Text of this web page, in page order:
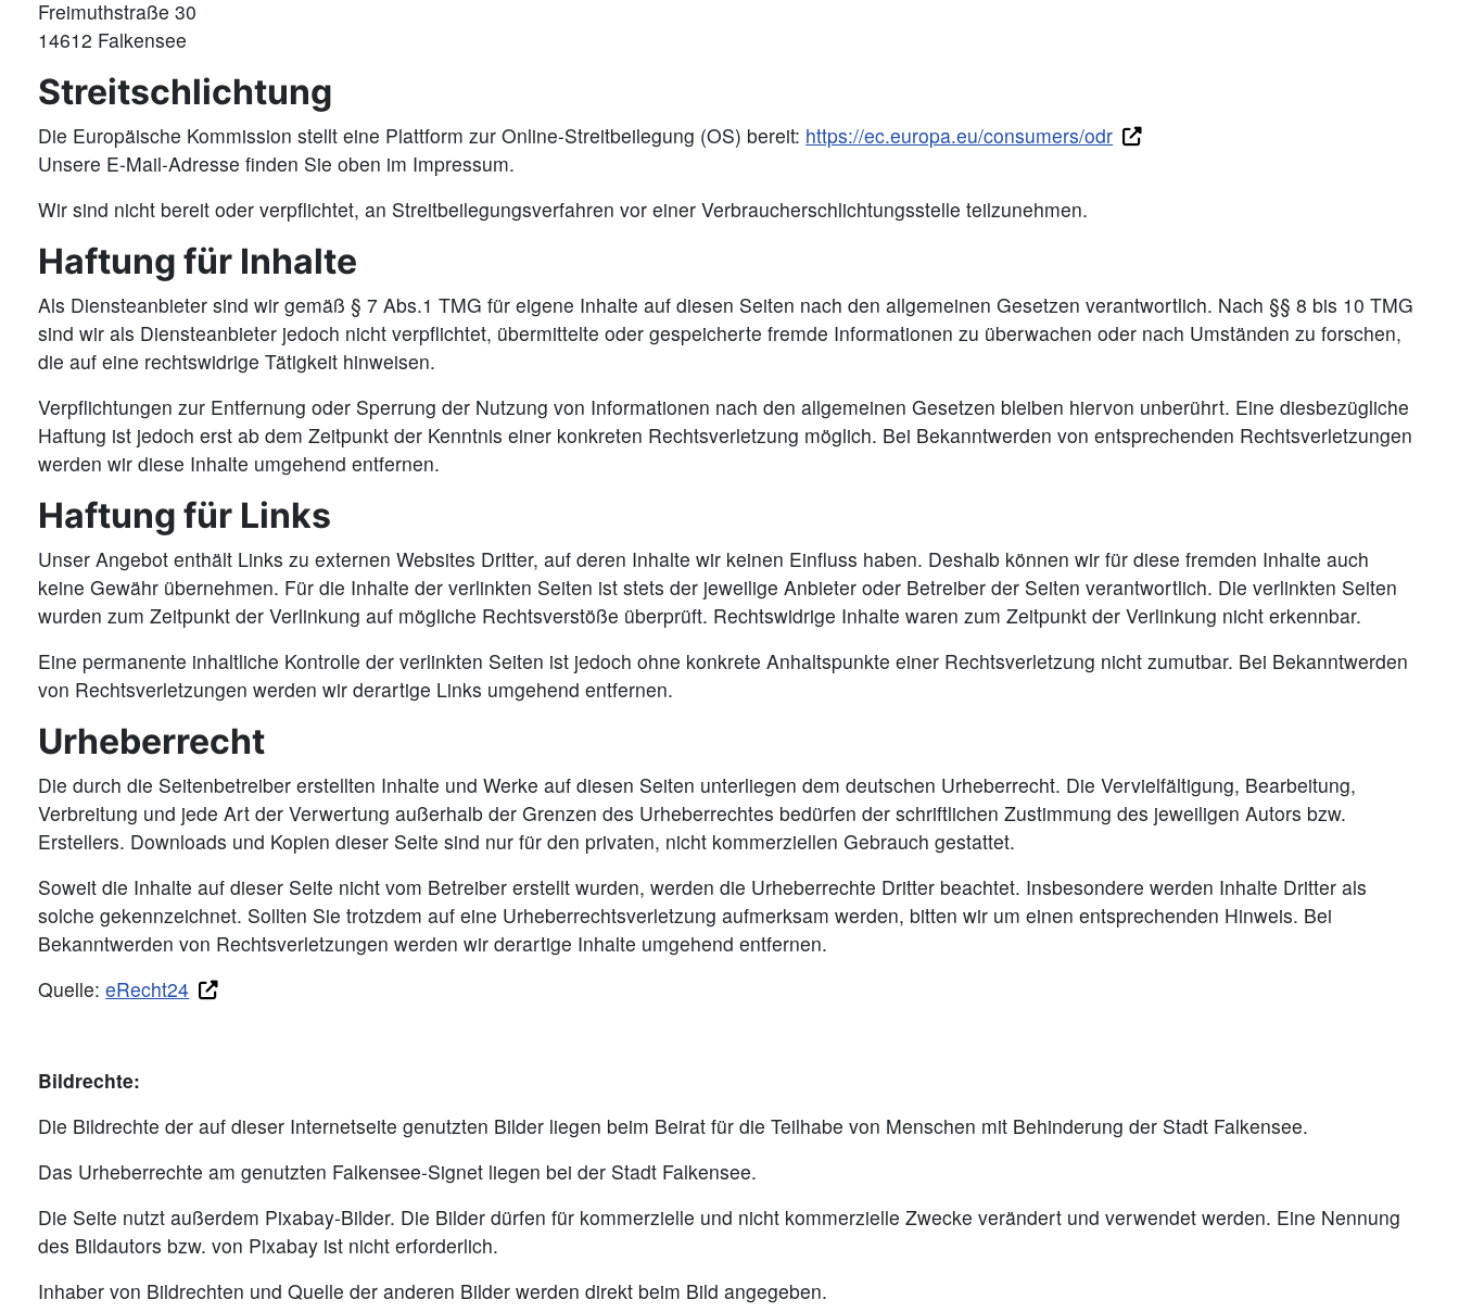
Freimuthstraße 30
14612 Falkensee
Streitschlichtung
Die Europäische Kommission stellt eine Plattform zur Online-Streitbeilegung (OS) bereit: https://ec.europa.eu/consumers/odr
Unsere E-Mail-Adresse finden Sie oben im Impressum.
Wir sind nicht bereit oder verpflichtet, an Streitbeilegungsverfahren vor einer Verbraucherschlichtungsstelle teilzunehmen.
Haftung für Inhalte
Als Diensteanbieter sind wir gemäß § 7 Abs.1 TMG für eigene Inhalte auf diesen Seiten nach den allgemeinen Gesetzen verantwortlich. Nach §§ 8 bis 10 TMG
sind wir als Diensteanbieter jedoch nicht verpflichtet, übermittelte oder gespeicherte fremde Informationen zu überwachen oder nach Umständen zu forschen,
die auf eine rechtswidrige Tätigkeit hinweisen.
Verpflichtungen zur Entfernung oder Sperrung der Nutzung von Informationen nach den allgemeinen Gesetzen bleiben hiervon unberührt. Eine diesbezügliche
Haftung ist jedoch erst ab dem Zeitpunkt der Kenntnis einer konkreten Rechtsverletzung möglich. Bei Bekanntwerden von entsprechenden Rechtsverletzungen
werden wir diese Inhalte umgehend entfernen.
Haftung für Links
Unser Angebot enthält Links zu externen Websites Dritter, auf deren Inhalte wir keinen Einfluss haben. Deshalb können wir für diese fremden Inhalte auch
keine Gewähr übernehmen. Für die Inhalte der verlinkten Seiten ist stets der jeweilige Anbieter oder Betreiber der Seiten verantwortlich. Die verlinkten Seiten
wurden zum Zeitpunkt der Verlinkung auf mögliche Rechtsverstöße überprüft. Rechtswidrige Inhalte waren zum Zeitpunkt der Verlinkung nicht erkennbar.
Eine permanente inhaltliche Kontrolle der verlinkten Seiten ist jedoch ohne konkrete Anhaltspunkte einer Rechtsverletzung nicht zumutbar. Bei Bekanntwerden
von Rechtsverletzungen werden wir derartige Links umgehend entfernen.
Urheberrecht
Die durch die Seitenbetreiber erstellten Inhalte und Werke auf diesen Seiten unterliegen dem deutschen Urheberrecht. Die Vervielfältigung, Bearbeitung,
Verbreitung und jede Art der Verwertung außerhalb der Grenzen des Urheberrechtes bedürfen der schriftlichen Zustimmung des jeweiligen Autors bzw.
Erstellers. Downloads und Kopien dieser Seite sind nur für den privaten, nicht kommerziellen Gebrauch gestattet.
Soweit die Inhalte auf dieser Seite nicht vom Betreiber erstellt wurden, werden die Urheberrechte Dritter beachtet. Insbesondere werden Inhalte Dritter als
solche gekennzeichnet. Sollten Sie trotzdem auf eine Urheberrechtsverletzung aufmerksam werden, bitten wir um einen entsprechenden Hinweis. Bei
Bekanntwerden von Rechtsverletzungen werden wir derartige Inhalte umgehend entfernen.
Quelle:eRecht24
Bildrechte:
Die Bildrechte der auf dieser Internetseite genutzten Bilder liegen beim Beirat für die Teilhabe von Menschen mit Behinderung der Stadt Falkensee.
Das Urheberrechte am genutzten Falkensee-Signet liegen bei der Stadt Falkensee.
Die Seite nutzt außerdem Pixabay-Bilder. Die Bilder dürfen für kommerzielle und nicht kommerzielle Zwecke verändert und verwendet werden. Eine Nennung
des Bildautors bzw. von Pixabay ist nicht erforderlich.
Inhaber von Bildrechten und Quelle der anderen Bilder werden direkt beim Bild angegeben.